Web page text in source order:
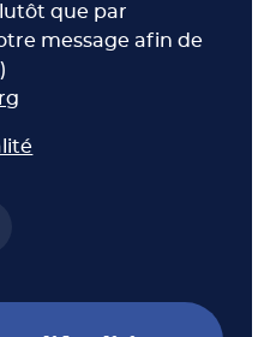
que par
message afin de